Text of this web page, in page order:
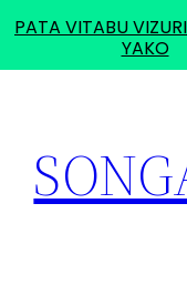
content
PATA VITABU
YAKO